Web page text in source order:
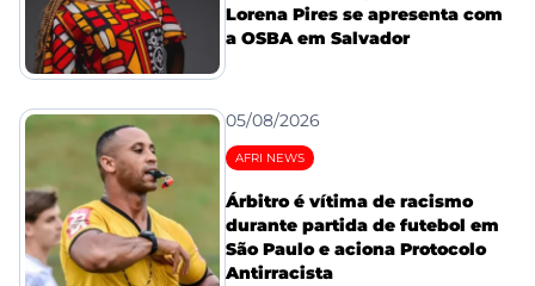
Lorena Pires se apresenta com
a OSBA em Salvador
05/08/2026
AFRI NEWS
Árbitro é vítima de racismo
durante partida de futebol em
São Paulo e aciona Protocolo
Antirracista